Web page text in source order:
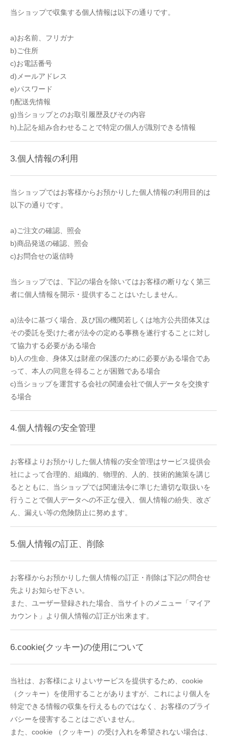
当ショップで収集する個人情報は以下の通りです。
a)お名前、フリガナ
b)ご住所
c)お電話番号
d)メールアドレス
e)パスワード
f)配送先情報
g)当ショップとのお取引履歴及びその内容
h)上記を組み合わせることで特定の個人が識別できる情報
3.個人情報の利用
当ショップではお客様からお預かりした個人情報の利用目的は
以下の通りです。
a)ご注文の確認、照会
b)商品発送の確認、照会
c)お問合せの返信時
当ショップでは、下記の場合を除いてはお客様の断りなく第三
者に個人情報を開示・提供することはいたしません。
a)法令に基づく場合、及び国の機関若しくは地方公共団体又は
その委託を受けた者が法令の定める事務を遂行することに対し
て協力する必要がある場合
b)人の生命、身体又は財産の保護のために必要がある場合であ
って、本人の同意を得ることが困難である場合
c)当ショップを運営する会社の関連会社で個人データを交換す
る場合
4.個人情報の安全管理
お客様よりお預かりした個人情報の安全管理はサービス提供会
社によって合理的、組織的、物理的、人的、技術的施策を講じ
るとともに、当ショップでは関連法令に準じた適切な取扱いを
行うことで個人データへの不正な侵入、個人情報の紛失、改ざ
ん、漏えい等の危険防止に努めます。
5.個人情報の訂正、削除
お客様からお預かりした個人情報の訂正・削除は下記の問合せ
先よりお知らせ下さい。
また、ユーザー登録された場合、当サイトのメニュー「マイア
カウント」より個人情報の訂正が出来ます。
6.cookie(クッキー)の使用について
当社は、お客様によりよいサービスを提供するため、cookie
（クッキー）を使用することがありますが、これにより個人を
特定できる情報の収集を行えるものではなく、お客様のプライ
バシーを侵害することはございません。
また、cookie （クッキー）の受け入れを希望されない場合は、